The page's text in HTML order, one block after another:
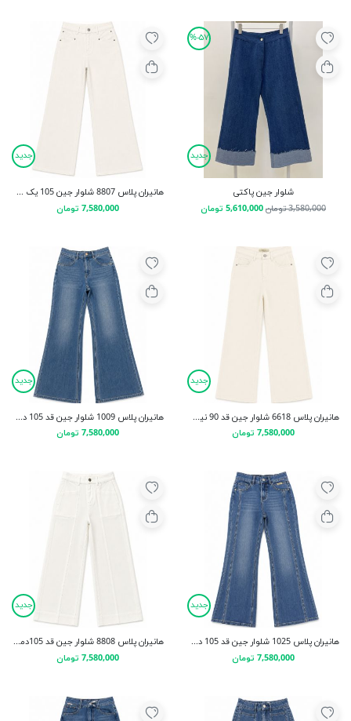
جدید
۵۷-%
شلوار جین پاکتی
3,580,000 تومان
5,610,000 تومان
جدید
هانیران پلاس 8807 شلوار جین 105 یک جیب کج سفید
7,580,000 تومان
جدید
هانیران پلاس 6618 شلوار جین قد 90 نیم بگ
7,580,000 تومان
جدید
هانيران پلاس 1009 شلوار جین قد 105 دمپا
7,580,000 تومان
جدید
هانیران پلاس 1025 شلوار جین قد 105 دمپا
7,580,000 تومان
جدید
هانیران پلاس 8808 شلوار جین قد 105دمپا جیب کج
7,580,000 تومان